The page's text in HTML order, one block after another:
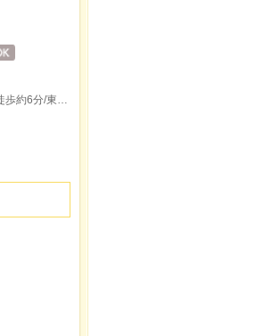
ＪＲ原宿駅竹下口より徒歩約5分/東京メトロ明治神宮前駅５出口より徒歩約6分/東京メトロ表参道駅Ａ２出口より徒歩約15分